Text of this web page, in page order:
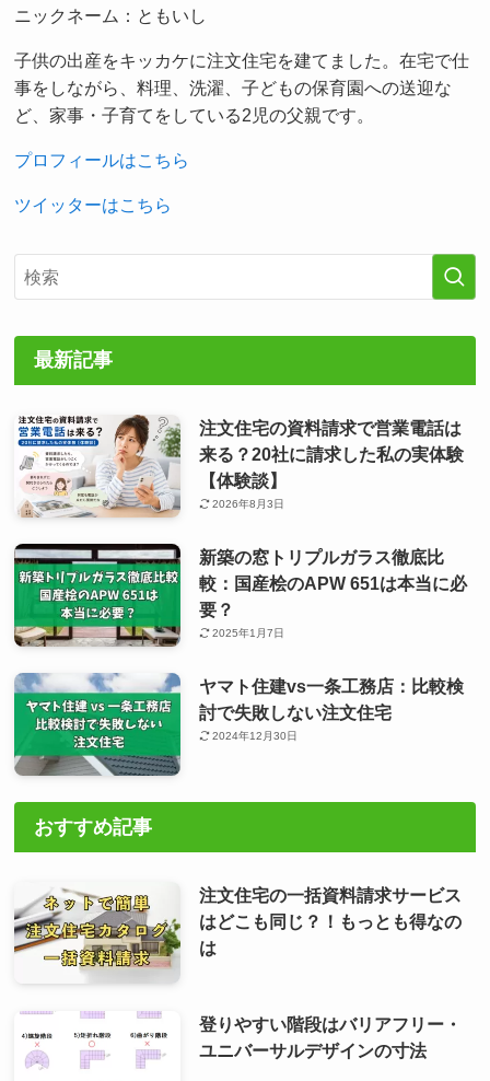
ニックネーム：ともいし
子供の出産をキッカケに注文住宅を建てました。在宅で仕
事をしながら、料理、洗濯、子どもの保育園への送迎な
ど、家事・子育てをしている2児の父親です。
プロフィールはこちら
ツイッターはこちら
最新記事
注文住宅の資料請求で営業電話は
来る？20社に請求した私の実体験
【体験談】
2026年8月3日
新築の窓トリプルガラス徹底比
較：国産桧のAPW 651は本当に必
要？
2025年1月7日
ヤマト住建vs一条工務店：比較検
討で失敗しない注文住宅
2024年12月30日
おすすめ記事
注文住宅の一括資料請求サービス
はどこも同じ？！もっとも得なの
は
登りやすい階段はバリアフリー・
ユニバーサルデザインの寸法